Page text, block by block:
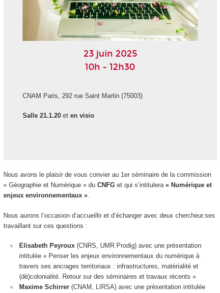
23 juin 2025
10h - 12h30
CNAM Paris, 292 rue Saint Martin (75003)
Salle 21.1.20 et en visio
Nous avons le plaisir de vous convier au 1erséminaire de la commission
« Géographie et Numérique » du CNFGet qui s’intitulera « Numérique et
enjeux environnementaux ».
Nous aurons l’occasion d’accueillir et d’échanger avec deux chercheur.ses
travaillant sur ces questions :
Elisabeth Peyroux (CNRS, UMR Prodig) avec une présentation
intitulée « Penser les enjeux environnementaux du numérique à
travers ses ancrages territoriaux : infrastructures, matérialité et
(dé)colonialité. Retour sur des séminaires et travaux récents »
Maxime Schirrer (CNAM, LIRSA) avec une présentation intitulée